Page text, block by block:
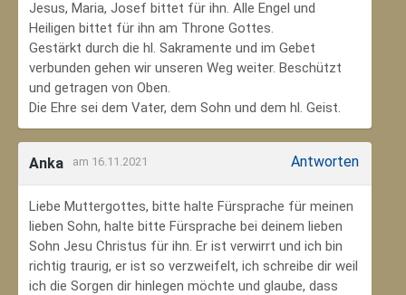
Jesus, Maria, Josef bittet für ihn. Alle Engel und
Heiligen bittet für ihn am Throne Gottes.
Gestärkt durch die hl. Sakramente und im Gebet
verbunden gehen wir unseren Weg weiter. Beschützt
und getragen von Oben.
Die Ehre sei dem Vater, dem Sohn und dem hl. Geist.
Anka am 16.11.2021 Antworten
Liebe Muttergottes, bitte halte Fürsprache für meinen
lieben Sohn, halte bitte Fürsprache bei deinem lieben
Sohn Jesu Christus für ihn. Er ist verwirrt und ich bin
richtig traurig, er ist so verzweifelt, ich schreibe dir weil
ich die Sorgen dir hinlegen möchte und glaube, dass